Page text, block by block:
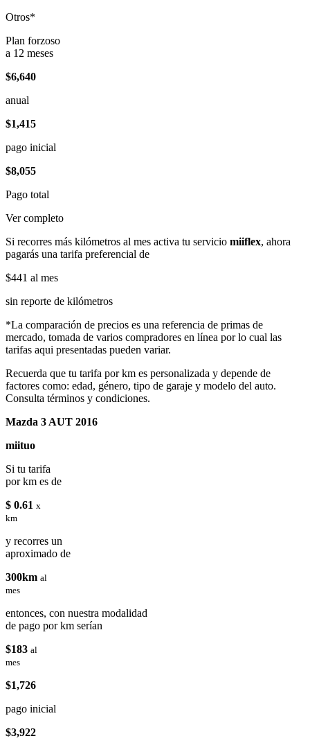
Otros*
Plan forzoso
a 12 meses
$6,640
anual
$1,415
pago inicial
$8,055
Pago total
Ver completo
Si recorres más kilómetros al mes activa tu servicio miiflex, ahora
pagarás una tarifa preferencial de
$441 al mes
sin reporte de kilómetros
*La comparación de precios es una referencia de primas de
mercado, tomada de varios compradores en línea por lo cual las
tarifas aqui presentadas pueden variar.
Recuerda que tu tarifa por km es personalizada y depende de
factores como: edad, género, tipo de garaje y modelo del auto.
Consulta términos y condiciones.
Mazda 3 AUT 2016
miituo
Si tu tarifa
por km es de
$ 0.61 x
km
y recorres un
aproximado de
300km al
mes
entonces, con nuestra modalidad
de pago por km serían
$183 al
mes
$1,726
pago inicial
$3,922